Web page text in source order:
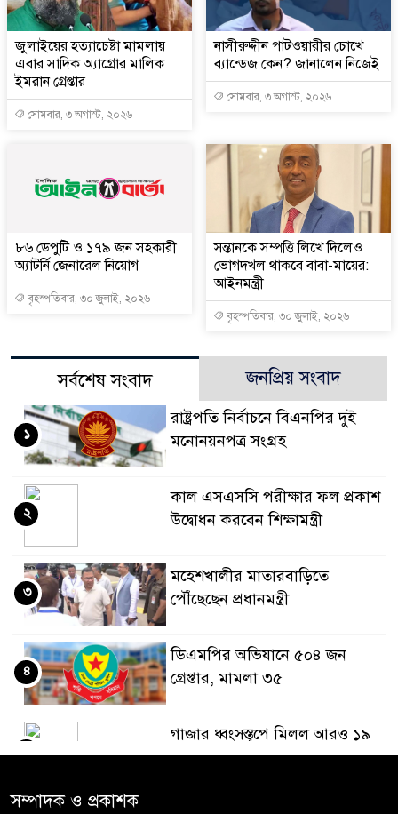
জুলাইয়ের হত্যাচেষ্টা মামলায়
এবার সাদিক অ্যাগ্রোর মালিক
ইমরান গ্রেপ্তার
সোমবার, ৩ অগাস্ট, ২০২৬
নাসীরুদ্দীন পাটওয়ারীর চোখে
ব্যান্ডেজ কেন? জানালেন নিজেই
সোমবার, ৩ অগাস্ট, ২০২৬
৮৬ ডেপুটি ও ১৭৯ জন সহকারী
অ্যাটর্নি জেনারেল নিয়োগ
বৃহস্পতিবার, ৩০ জুলাই, ২০২৬
সন্তানকে সম্পত্তি লিখে দিলেও
ভোগদখল থাকবে বাবা-মায়ের:
আইনমন্ত্রী
বৃহস্পতিবার, ৩০ জুলাই, ২০২৬
সর্বশেষ সংবাদ জনপ্রিয় সংবাদ
রাষ্ট্রপতি নির্বাচনে বিএনপির দুই
মনোনয়নপত্র সংগ্রহ
১
কাল এসএসসি পরীক্ষার ফল প্রকাশ
উদ্বোধন করবেন শিক্ষামন্ত্রী
২
মহেশখালীর মাতারবাড়িতে
পৌঁছেছেন প্রধানমন্ত্রী
৩
ডিএমপির অভিযানে ৫০৪ জন
গ্রেপ্তার, মামলা ৩৫
৪
গাজার ধ্বংসস্তূপে মিলল আরও ১৯
লাশ, নিখোঁজ ৮ হাজারের বেশি
সম্পাদক ও প্রকাশক